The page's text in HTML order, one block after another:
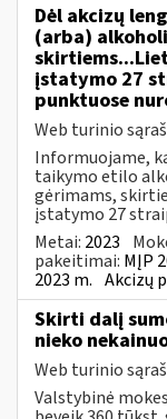
Dėl akcizų
(arba)
įstatymo 27
punktuose
Web turinio
Informuojame,
taikymo etilo
gėrimams,
įstatymo 27
Metai: 2023
pakeitimai: MĮP
2023 m. Akcizų
Skirti dalį
nieko
Web turinio
Valstybinė